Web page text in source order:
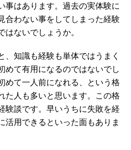
事はあります。過去の実体験に
合わない事をしてしまった経験
はないでしょうか。
知識も経験も単体ではうまく
めて有用になるのではないでし
めて一人前になれる、という格
た人も多いと思います。この格
験談です。早いうちに失敗を経
活用できるといった面もありま